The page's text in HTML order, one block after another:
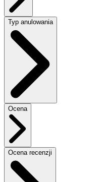
Typ anulowania
Ocena
Ocena recenzji